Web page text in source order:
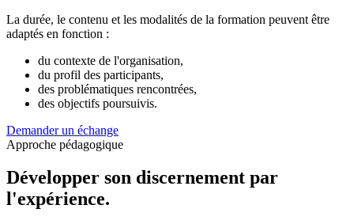
La durée, le contenu et les modalités de la formation peuvent être
adaptés en fonction :
du contexte de l'organisation,
du profil des participants,
des problématiques rencontrées,
des objectifs poursuivis.
Demander un échange
Approche pédagogique
Développer son discernement par
l'expérience.